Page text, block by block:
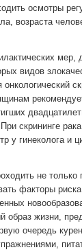
осмотры
возраста
мер,
видов
скрининге
у гинеколога и
не только
факторы
образ жизни,
очередь